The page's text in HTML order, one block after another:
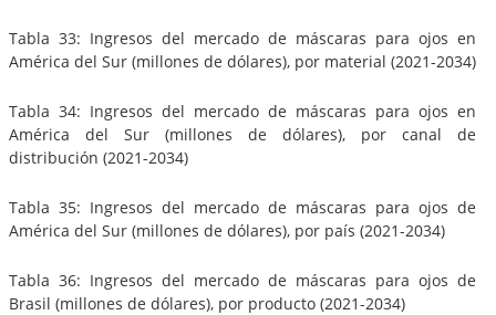
Tabla 33: Ingresos del mercado de máscaras para ojos en
América del Sur (millones de dólares), por material (2021-2034)
Tabla 34: Ingresos del mercado de máscaras para ojos en
América del Sur (millones de dólares), por canal de
distribución (2021-2034)
Tabla 35: Ingresos del mercado de máscaras para ojos de
América del Sur (millones de dólares), por país (2021-2034)
Tabla 36: Ingresos del mercado de máscaras para ojos de
Brasil (millones de dólares), por producto (2021-2034)